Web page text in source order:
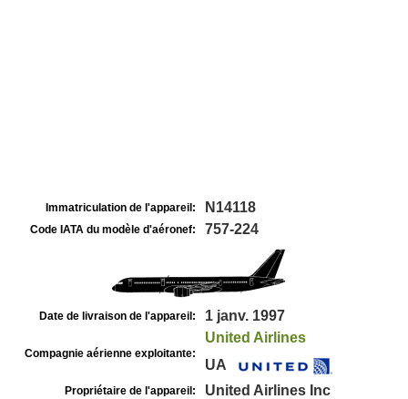
Immatriculation de l'appareil: N14118
Code IATA du modèle d'aéronef: 757-224
Date de livraison de l'appareil: 1 janv. 1997
Compagnie aérienne exploitante:
United Airlines
UA
Propriétaire de l'appareil: United Airlines Inc